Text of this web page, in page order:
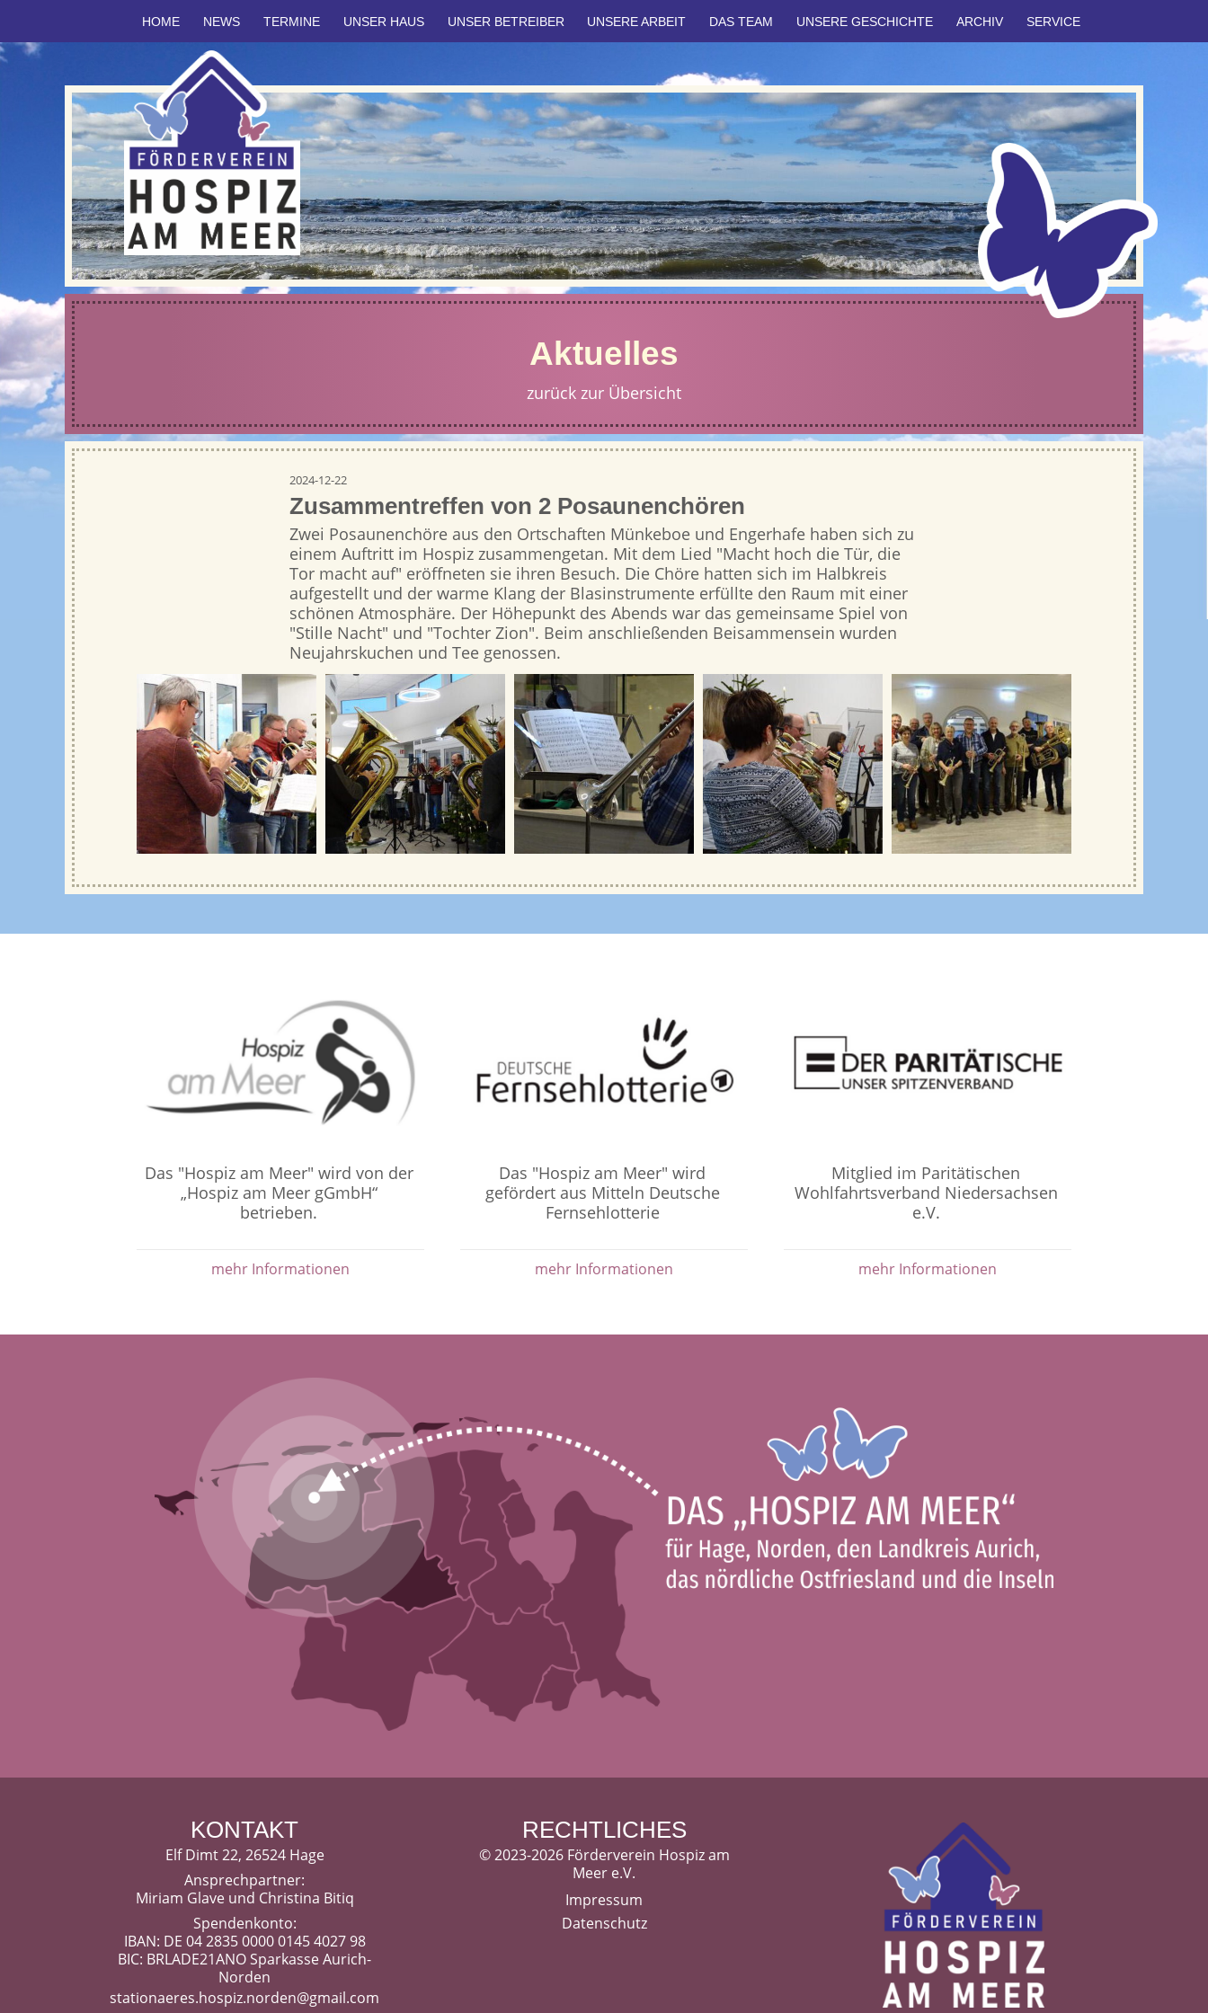
HOME NEWS TERMINE UNSER HAUS UNSER BETREIBER UNSERE ARBEIT DAS TEAM UNSERE GESCHICHTE ARCHIV SERVICE
Aktuelles
zurück zur Übersicht
2024-12-22
Zusammentreffen von 2 Posaunenchören
Zwei Posaunenchöre aus den Ortschaften Münkeboe und Engerhafe haben sich zu
einem Auftritt im Hospiz zusammengetan. Mit dem Lied "Macht hoch die Tür, die
Tor macht auf" eröffneten sie ihren Besuch. Die Chöre hatten sich im Halbkreis
aufgestellt und der warme Klang der Blasinstrumente erfüllte den Raum mit einer
schönen Atmosphäre. Der Höhepunkt des Abends war das gemeinsame Spiel von
"Stille Nacht" und "Tochter Zion". Beim anschließenden Beisammensein wurden
Neujahrskuchen und Tee genossen.
Das "Hospiz am Meer" wird von der
„Hospiz am Meer gGmbH“
betrieben.
mehr Informationen
Das "Hospiz am Meer" wird
gefördert aus Mitteln Deutsche
Fernsehlotterie
mehr Informationen
Mitglied im Paritätischen
Wohlfahrtsverband Niedersachsen
e.V.
mehr Informationen
KONTAKT
Elf Dimt 22, 26524 Hage
Ansprechpartner:
Miriam Glave und Christina Bitiq
Spendenkonto:
IBAN: DE 04 2835 0000 0145 4027 98
BIC: BRLADE21ANO Sparkasse Aurich-
Norden
stationaeres.hospiz.norden@gmail.com
RECHTLICHES
©2023-2026 Förderverein Hospiz am
Meer e.V.
Impressum
Datenschutz